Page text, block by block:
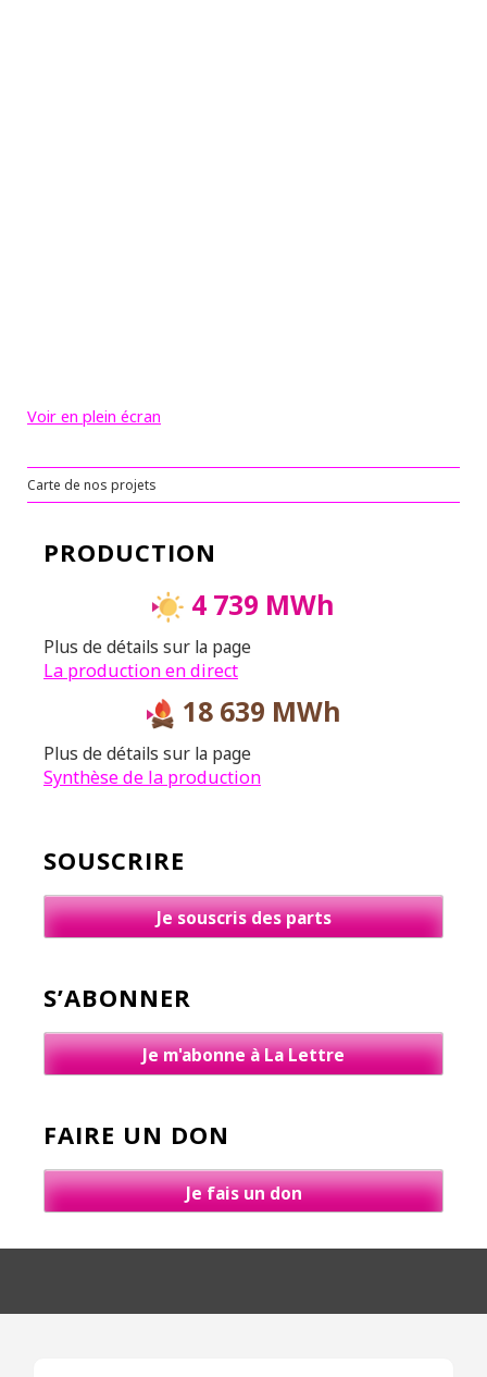
Voir en plein écran
Carte de nos projets
PRODUCTION
4 739 MWh
Plus de détails sur la page
La production en direct
18 639 MWh
Plus de détails sur la page
Synthèse de la production
SOUSCRIRE
Je souscris des parts
S’ABONNER
Je m'abonne à La Lettre
FAIRE UN DON
Je fais un don